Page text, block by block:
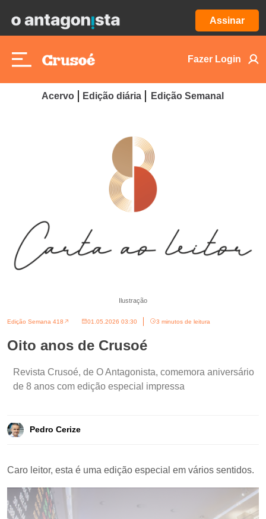
Assinar
Fazer Login
Acervo Edição diária Edição Semanal
Ilustração
Edição Semana 418 01.05.2026 03:30 3 minutos de leitura
Oito anos de Crusoé
Revista Crusoé, de O Antagonista, comemora aniversário
de 8 anos com edição especial impressa
Pedro Cerize
Caro leitor, esta é uma edição especial em vários sentidos.